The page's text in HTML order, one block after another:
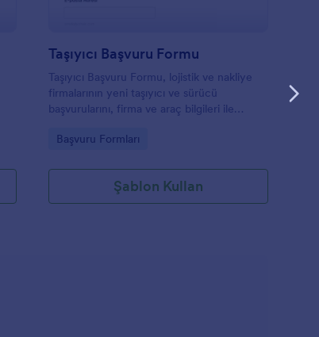
Taşıyıcı Başvuru Formu
Taşıyıcı Başvuru Formu, lojistik ve nakliye
firmalarının yeni taşıyıcı ve sürücü
başvurularını, firma ve araç bilgileri ile
toplamasına yardımcı olur.
Go to Category:
Başvuru Formları
Şablon Kullan